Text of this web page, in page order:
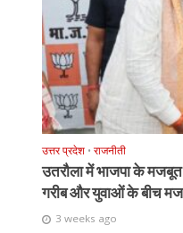
उत्तर प्रदेश • राजनीती
उतरौला में भाजपा के मजबूत
गरीब और युवाओं के बीच
3 weeks ago